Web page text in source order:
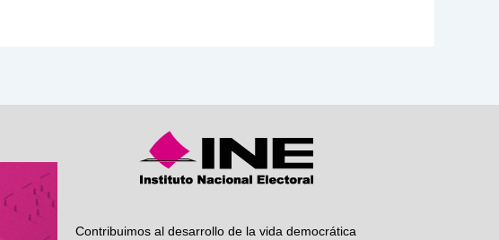
Contribuimos al desarrollo de la vida democrática